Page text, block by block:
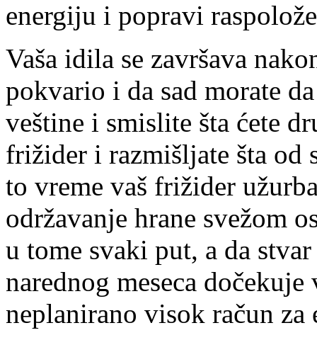
energiju i popravi
Vaša idila se završava
pokvario i da sad morate
veštine i smislite šta ćete
frižider i razmišljate šta od
to vreme vaš frižider
održavanje hrane svežom
u tome svaki put, a da
narednog meseca
neplanirano visok račun